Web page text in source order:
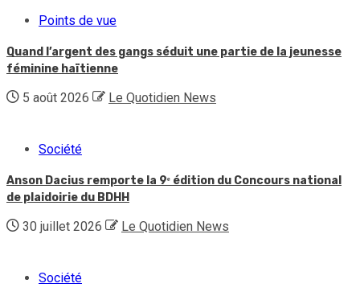
Points de vue
Quand l’argent des gangs séduit une partie de la jeunesse
féminine haïtienne
5 août 2026 Le Quotidien News
Société
Anson Dacius remporte la 9ᵉ édition du Concours national
de plaidoirie du BDHH
30 juillet 2026 Le Quotidien News
Société